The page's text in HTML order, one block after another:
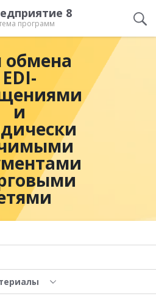
8
программ
обмена
EDI-
и